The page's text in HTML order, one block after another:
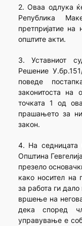
2. Оваа одлука
Република
претпријатие
општите акти.
3. Уставниот
Решение
поведе
законитоста на
точката 1 од
прашањето за
закон.
4. На седницата
Општина
презело
како носител на
за работа ги
вршење на
дека според
управување е